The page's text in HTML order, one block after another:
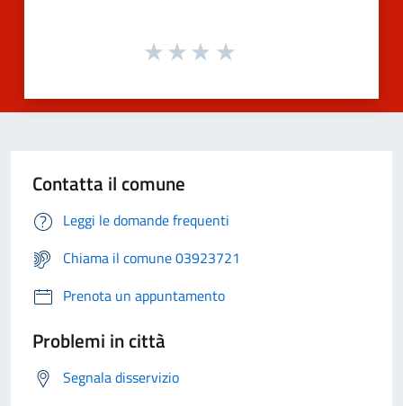
Contatta il comune
Leggi le domande frequenti
Chiama il comune 03923721
Prenota un appuntamento
Problemi in città
Segnala disservizio